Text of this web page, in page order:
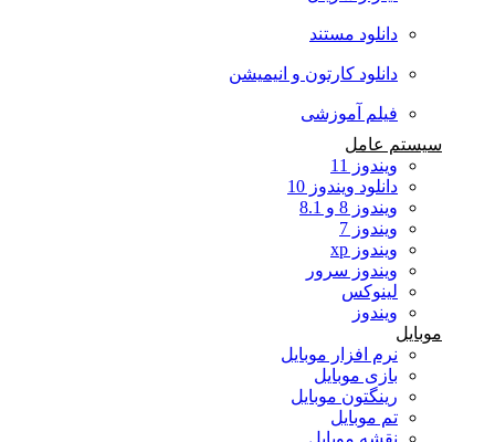
دانلود مستند
دانلود کارتون و انیمیشن
فیلم آموزشی
سیستم عامل
ویندوز 11
دانلود ویندوز 10
ویندوز 8 و 8.1
ویندوز 7
ویندوز xp
ویندوز سرور
لینوکس
ویندوز
نرم افزار موبایل
بازی موبایل
رینگتون موبایل
تم موبایل
نقشه موبایل